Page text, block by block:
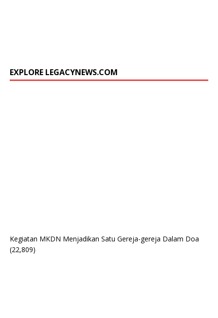
EXPLORE LEGACYNEWS.COM
Kegiatan MKDN Menjadikan Satu Gereja-gereja Dalam Doa
(22,809)